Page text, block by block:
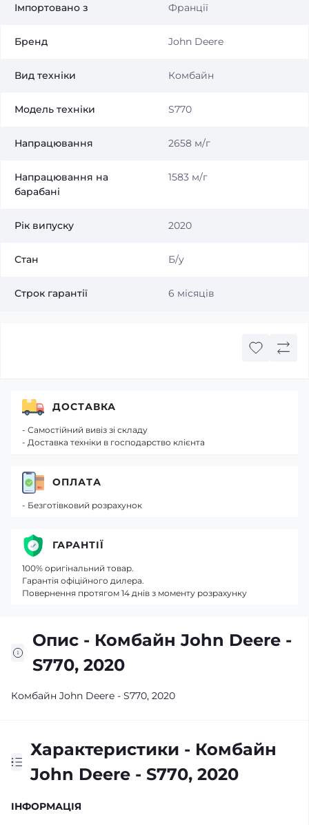
Імпортовано з Франції
Бренд John Deere
Вид техніки Комбайн
Модель технiки S770
Напрацювання 2658 м/г
Напрацювання на
барабанi
1583 м/г
Рік випуску 2020
Стан Б/у
Строк гарантії 6 місяців
Опис - Комбайн John Deere -
S770, 2020
Комбайн John Deere - S770, 2020
Характеристики - Комбайн
John Deere - S770, 2020
IНФОРМАЦІЯ
ДОСТАВКА
- Самостійний вивіз зі складу
- Доставка техніки в господарство клієнта
ОПЛАТА
- Безготівковий розрахунок
ГАРАНТІЇ
100% оригінальний товар.
Гарантія офіційного дилера.
Повернення протягом 14 днів з моменту розрахунку